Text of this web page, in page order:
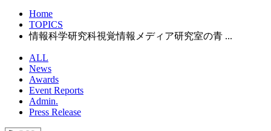
Home
TOPICS
情報科学研究科視覚情報メディア研究室の青 ...
ALL
News
Awards
Event Reports
Admin.
Press Release